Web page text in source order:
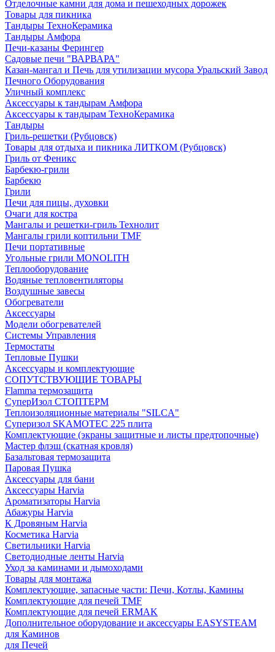
Отделочные камни для дома и пешеходных дорожек
Товары для пикника
Тандыры ТехноКерамика
Тандыры Амфора
Печи-казаны Ферингер
Садовые печи "ВАРВАРА"
Казан-мангал и Печь для утилизации мусора Уральский Завод
Печного Оборудования
Уличный комплекс
Аксессуары к тандырам Амфора
Аксессуары к тандырам ТехноКерамика
Тандыры
Гриль-решетки (Рубцовск)
Товары для отдыха и пикника ЛИТКОМ (Рубцовск)
Гриль от Феникс
Барбекю-грили
Барбекю
Грили
Печи для пицы, духовки
Очаги для костра
Мангалы и решетки-гриль Технолит
Мангалы грили коптильни TMF
Печи портативные
Угольные грили MONOLITH
Теплооборудование
Водяные тепловентиляторы
Воздушные завесы
Обогреватели
Аксессуары
Модели обогревателей
Системы Управления
Термостаты
Тепловые Пушки
Аксессуары и комплектующие
СОПУТСТВУЮЩИЕ ТОВАРЫ
Flamma термозащита
СуперИзол СТОПТЕРМ
Теплоизоляционные материалы "SILCA"
Суперизол SKAMOTEC 225 плита
Комплектующие (экраны защитные и листы предтопочные)
Мастер флэш (скатная кровля)
Базальтовая термозащита
Паровая Пушка
Аксессуары для бани
Аксессуары Harvia
Ароматизаторы Harvia
Абажуры Harvia
К Дровяным Harvia
Косметика Harvia
Светильники Harvia
Светодиодные ленты Harvia
Уход за каминами и дымоходами
Товары для монтажа
Комплектующие, запасные части: Печи, Котлы, Камины
Комплектующие для печей TMF
Комплектующие для печей ERMAK
Дополнительное оборудование и аксессуары EASYSTEAM
для Каминов
для Печей